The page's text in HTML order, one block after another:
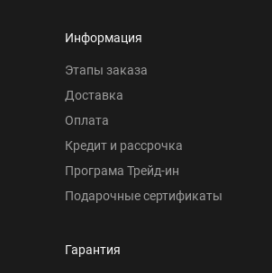
Информация
Этапы заказа
Доставка
Оплата
Кредит и рассрочка
Програма Трейд-ин
Подарочные сертификаты
Гарантия